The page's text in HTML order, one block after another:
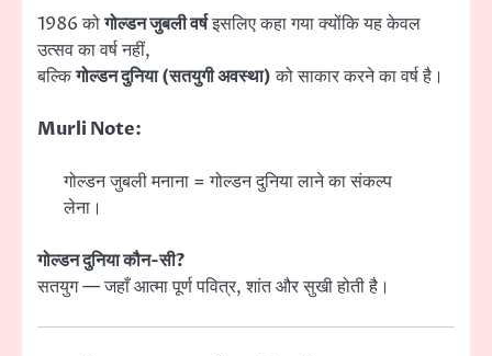
1986 कोगोल्डन जुबली वर्षइसलिए कहा गया क्योंकि यह केवल
उत्सव का वर्ष नहीं,
बल्किगोल्डन दुनिया (सतयुगी अवस्था)को साकार करने का वर्ष है।
Murli Note:
गोल्डन जुबली मनाना = गोल्डन दुनिया लाने का संकल्प
लेना।
गोल्डन दुनिया कौन-सी?
सतयुग — जहाँ आत्मा पूर्ण पवित्र, शांत और सुखी होती है।